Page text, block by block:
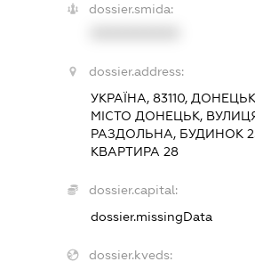
dossier.smida:
dossier.address:
УКРАЇНА, 83110,
МІСТО ДОНЕЦЬК,
РАЗДОЛЬНА, БУДИНОК
КВАРТИРА 28
dossier.capital:
dossier.missingData
dossier.kveds: